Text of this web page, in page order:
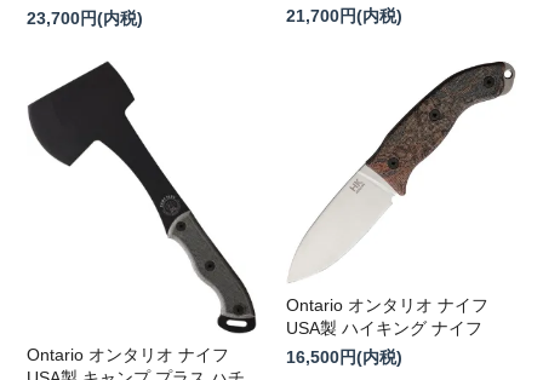
23,700円(内税)
21,700円(内税)
Ontario オンタリオ ナイフ
Ontario オンタリオ ナイフ
USA製 ハイキング ナイフ
16,500円(内税)